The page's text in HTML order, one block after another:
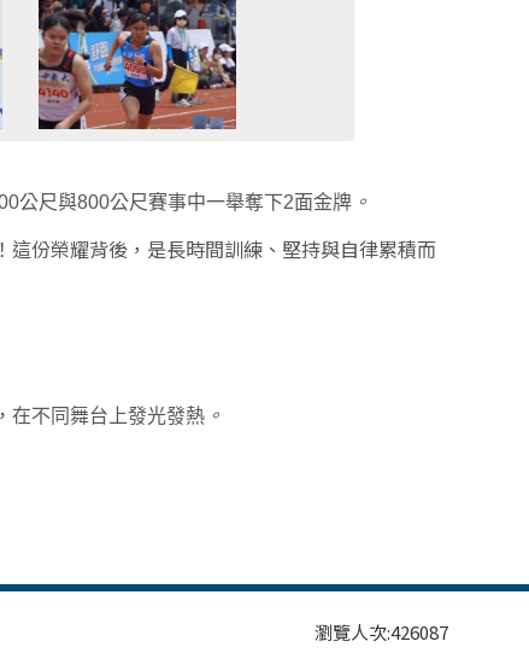
公尺與800公尺賽事中一舉奪下2面金牌 。
這份榮耀背後，是長時間訓練、堅持與自律累積而
在不同舞台上發光發熱 。
瀏覽人次:426087